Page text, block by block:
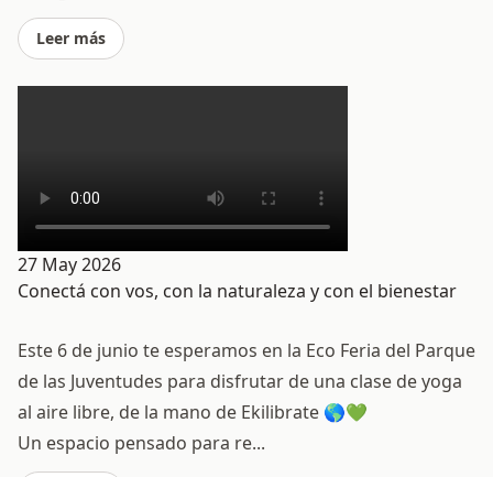
Leer más
27 May 2026
Conectá con vos, con la naturaleza y con el bienestar
Este 6 de junio te esperamos en la Eco Feria del Parque
de las Juventudes para disfrutar de una clase de yoga
al aire libre, de la mano de Ekilibrate 🌎💚
Un espacio pensado para re...